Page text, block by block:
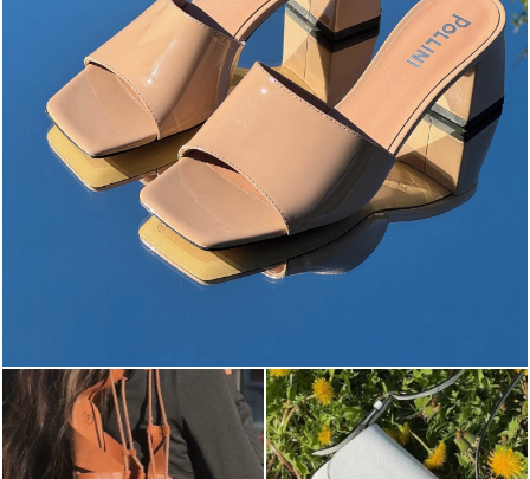
The most-wanted mules and sandals are now on sale. ...